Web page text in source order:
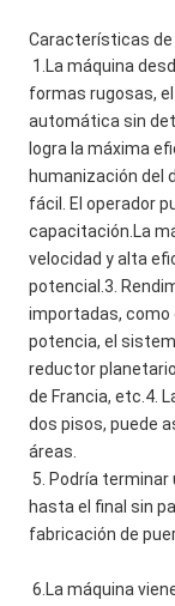
Características de
1.La máquina
formas rugosas,
automática sin
logra la máxima
humanización del
fácil. El operador
capacitación.La
velocidad y alta
potencial.3.
importadas, como
potencia, el
reductor
de Francia, etc.4.
dos pisos, puede
áreas.
5. Podría
hasta el final sin
fabricación de
6.La máquina